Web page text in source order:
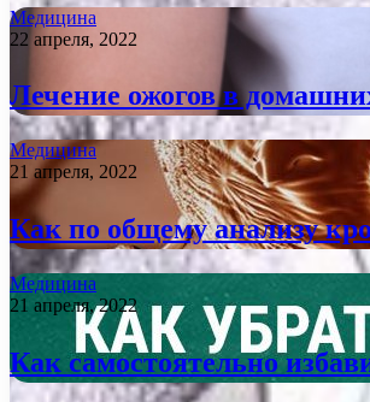
Медицина
22 апреля, 2022
Лечение ожогов в
Медицина
21 апреля, 2022
Как по общему анализу
Медицина
21 апреля, 2022
Как самостоятельно